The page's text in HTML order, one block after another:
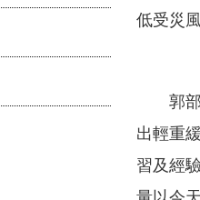
低受災風
郭部長
出輕重
習及經